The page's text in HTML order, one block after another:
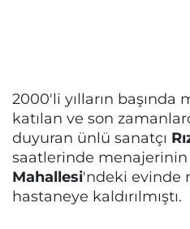
2000'li yılların başında
katılan ve son
duyuran ünlü sanatçı
saatlerinde menajerinin
Mahallesi'ndeki evinde
hastaneye kaldırılmıştı.